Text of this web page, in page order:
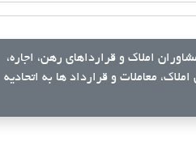
املاک و قرارداهای رهن، اجاره،
معاملات و قرارداد ها به اتحادیه